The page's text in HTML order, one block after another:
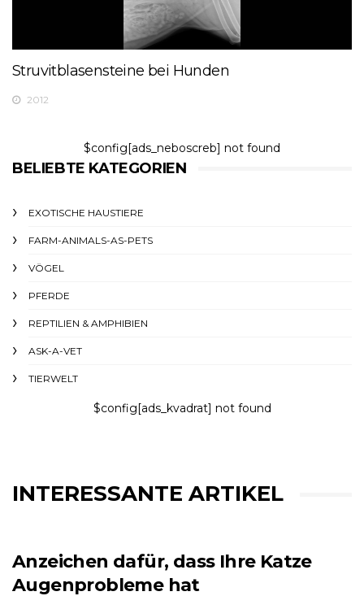
Struvitblasensteine ​​bei Hunden
2012
$config[ads_neboscreb] not found
BELIEBTE KATEGORIEN
EXOTISCHE HAUSTIERE
FARM-ANIMALS-AS-PETS
VÖGEL
PFERDE
REPTILIEN & AMPHIBIEN
ASK-A-VET
TIERWELT
$config[ads_kvadrat] not found
INTERESSANTE ARTIKEL
Anzeichen dafür, dass Ihre Katze
Augenprobleme hat